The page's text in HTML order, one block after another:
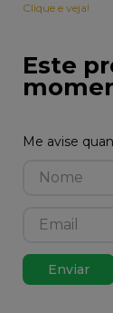
Clique e veja!
Este
Enviar